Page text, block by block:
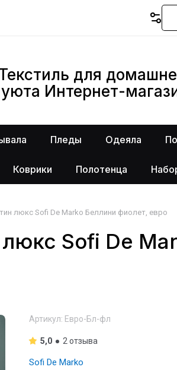
для
уюта Интернет-
Пледы Одеяла
Коврики Полотенца
люкс Sofi De Marko Беллини фиолет, евро
Sofi De
Артикул: Евро-Бл-фл
5,0 2 отзыва
Sofi De Marko